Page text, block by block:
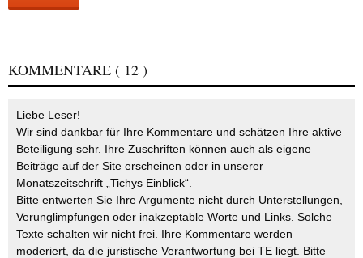
KOMMENTARE ( 12 )
Liebe Leser!
Wir sind dankbar für Ihre Kommentare und schätzen Ihre aktive
Beteiligung sehr. Ihre Zuschriften können auch als eigene
Beiträge auf der Site erscheinen oder in unserer
Monatszeitschrift „Tichys Einblick“.
Bitte entwerten Sie Ihre Argumente nicht durch Unterstellungen,
Verunglimpfungen oder inakzeptable Worte und Links. Solche
Texte schalten wir nicht frei. Ihre Kommentare werden
moderiert, da die juristische Verantwortung bei TE liegt. Bitte